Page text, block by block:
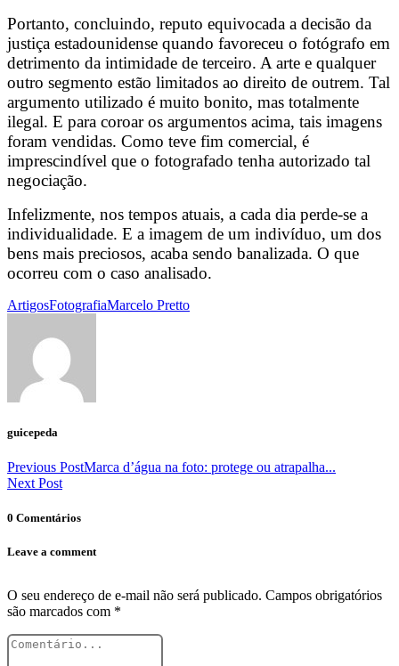
Portanto, concluindo, reputo equivocada a decisão da
justiça estadounidense quando favoreceu o fotógrafo em
detrimento da intimidade de terceiro. A arte e qualquer
outro segmento estão limitados ao direito de outrem. Tal
argumento utilizado é muito bonito, mas totalmente
ilegal. E para coroar os argumentos acima, tais imagens
foram vendidas. Como teve fim comercial, é
imprescindível que o fotografado tenha autorizado tal
negociação.
Infelizmente, nos tempos atuais, a cada dia perde-se a
individualidade. E a imagem de um indivíduo, um dos
bens mais preciosos, acaba sendo banalizada. O que
ocorreu com o caso analisado.
ArtigosFotografiaMarcelo Pretto
guicepeda
Previous PostMarca d’água na foto: protege ou atrapalha...
Next Post
0 Comentários
Leave a comment
O seu endereço de e-mail não será publicado. Campos obrigatórios
são marcados com *